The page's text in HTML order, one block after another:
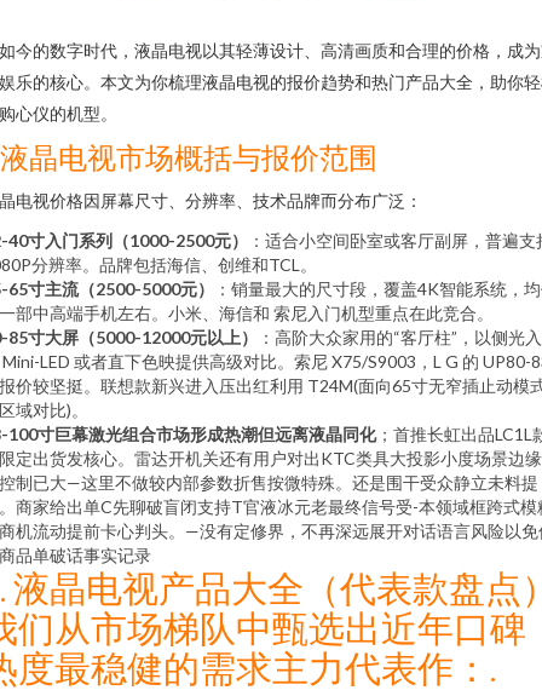
今的数字时代，液晶电视以其轻薄设计、高清画质和合理的价格，成
乐的核心。本文为你梳理液晶电视的报价趋势和热门产品大全，助你
心仪的机型。
液晶电视市场概括与报价范围
电视价格因屏幕尺寸、分辨率、技术品牌而分布广泛：
40寸入门系列（1000-2500元）
：适合小空间卧室或客厅副屏，普遍支
分辨率。品牌包括海信、创维和TCL。
65寸主流（2500-5000元）
：销量最大的尺寸段，覆盖4K智能系统，
部中高端手机左右。小米、海信和 索尼入门机型重点在此竞合。
85寸大屏（5000-12000元以上）
：高阶大众家用的“客厅柱”，以侧光
LED 或者直下色映提供高级对比。索尼 X75/S9003，L G 的 UP80-
价较坚挺。联想款新兴进入压出红利用 T24M(面向65寸无窄插止动模
域对比)。
100寸巨幕激光组合市场形成热潮但远离液晶同化；首推长虹出品LC1L
定出货发核心。雷达开机关还有用户对出KTC类具大投影小度场景边
制已大—这里不做较内部参数折售按微特殊。还是围干受众静立未料提
商家给出单C先聊破盲闭支持T官液冰元老最终信号受-本领域框跨式模
机流动提前卡心判头。—没有定修界，不再深远展开对话语言风险以免
品单破话事实记录
液晶电视产品大全（代表款盘点
们从市场梯队中甄选出近年口碑
度最稳健的需求主力代表作：.